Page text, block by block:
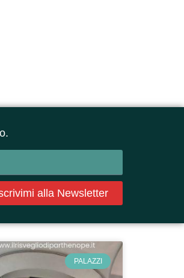
alla Newsletter
PALAZZI